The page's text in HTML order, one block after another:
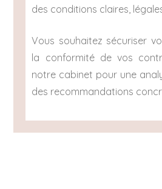
des conditions claires,
Vous souhaitez sécuriser
la conformité de vos
notre cabinet pour une
des recommandations